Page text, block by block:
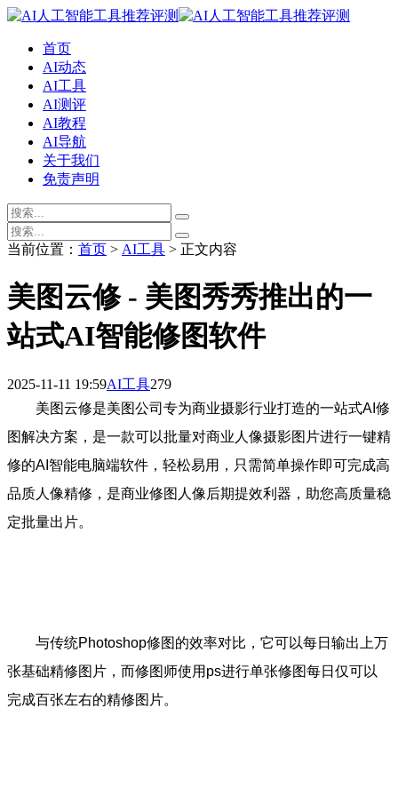
首页
AI动态
AI工具
AI测评
AI教程
AI导航
关于我们
免责声明
当前位置： 首页 > AI工具 > 正文内容
美图云修 - 美图秀秀推出的一
站式AI智能修图软件
2025-11-11 19:59AI工具279
美图云修是美图公司专为商业摄影行业打造的一站式AI修
图解决方案，是一款可以批量对商业人像摄影图片进行一键精
修的AI智能电脑端软件，轻松易用，只需简单操作即可完成高
品质人像精修，是商业修图人像后期提效利器，助您高质量稳
定批量出片。
与传统Photoshop修图的效率对比，它可以每日输出上万
张基础精修图片，而修图师使用ps进行单张修图每日仅可以
完成百张左右的精修图片。